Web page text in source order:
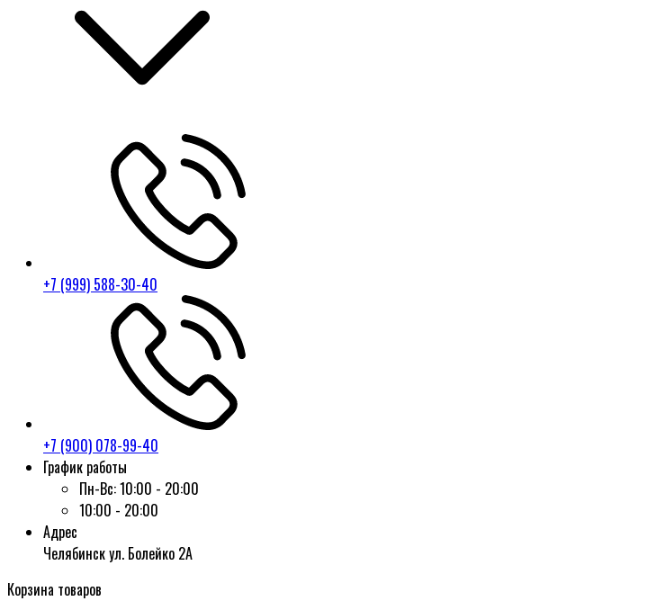
+7 (999) 588-30-40
+7 (900) 078-99-40
График работы
Пн-Вс:10:00 - 20:00
10:00 - 20:00
Адрес
Челябинск ул. Болейко 2А
Корзина товаров